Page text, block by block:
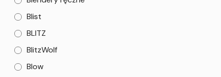
Blist
BLITZ
BlitzWolf
Blow